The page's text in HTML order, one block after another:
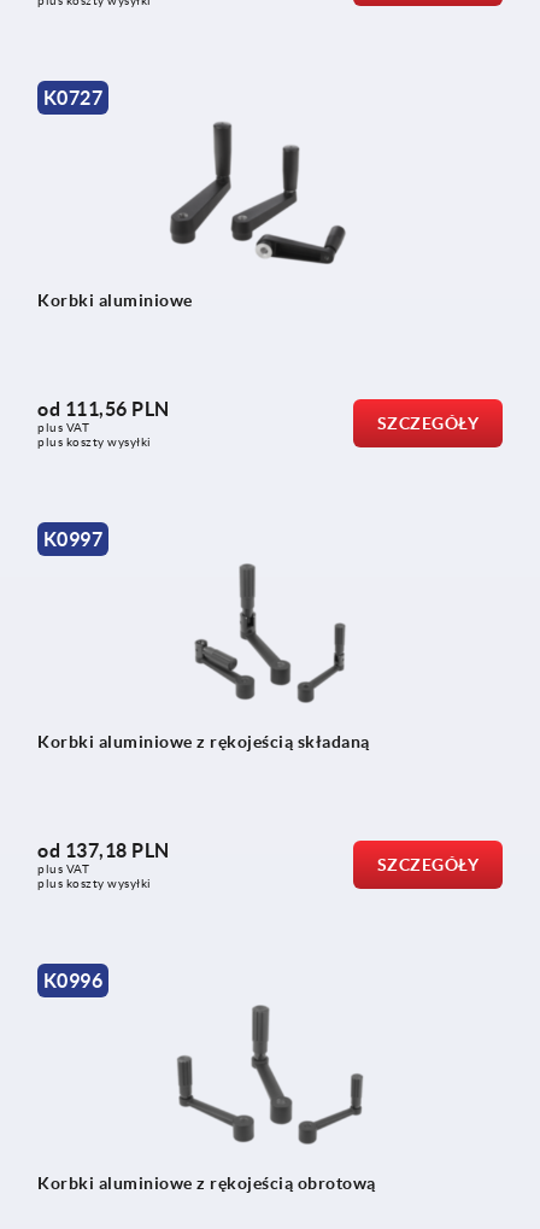
K0727
Korbki aluminiowe
od 111,56 PLN
plus VAT
plus koszty wysyłki
SZCZEGÓŁY
K0997
Korbki aluminiowe z rękojeścią składaną
od 137,18 PLN
plus VAT
plus koszty wysyłki
SZCZEGÓŁY
K0996
Korbki aluminiowe z rękojeścią obrotową